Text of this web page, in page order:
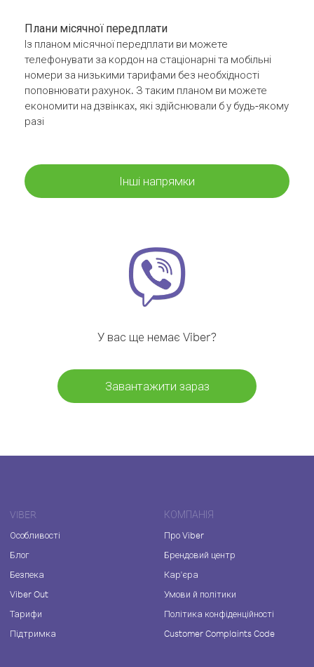
Плани місячної передплати
Із планом місячної передплати ви можете
телефонувати за кордон на стаціонарні та мобільні
номери за низькими тарифами без необхідності
поповнювати рахунок. З таким планом ви можете
економити на дзвінках, які здійснювали б у будь-якому
разі
Інші напрямки
У вас ще немає Viber?
Завантажити зараз
VIBER
Особливості
Блог
Безпека
Viber Out
Тарифи
Підтримка
КОМПАНІЯ
Про Viber
Брендовий центр
Кар'єра
Умови й політики
Політика конфіденційності
Customer Complaints Code